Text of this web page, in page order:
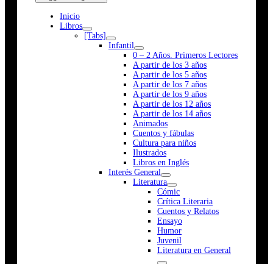
Inicio
Libros
[Tabs]
Infantil
0 – 2 Años. Primeros Lectores
A partir de los 3 años
A partir de los 5 años
A partir de los 7 años
A partir de los 9 años
A partir de los 12 años
A partir de los 14 años
Animados
Cuentos y fábulas
Cultura para niños
Ilustrados
Libros en Inglés
Interés General
Literatura
Cómic
Crítica Literaria
Cuentos y Relatos
Ensayo
Humor
Juvenil
Literatura en General